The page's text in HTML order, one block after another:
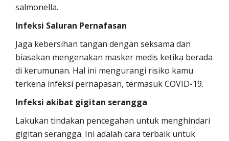
salmonella.
Infeksi Saluran Pernafasan
Jaga kebersihan tangan dengan seksama dan
biasakan mengenakan masker medis ketika berada
di kerumunan. Hal ini mengurangi risiko kamu
terkena infeksi pernapasan, termasuk COVID-19.
Infeksi akibat gigitan serangga
Lakukan tindakan pencegahan untuk menghindari
gigitan serangga. Ini adalah cara terbaik untuk